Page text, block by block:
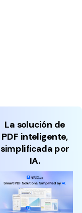
La solución de
PDF inteligente,
simplificada por
IA.